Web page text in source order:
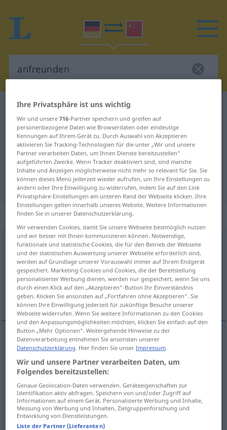
Deutsch-Chinesisch Wörterbuch
Deutsch-Chinesisch Übersetzung
für "anfreunden"
"anfreunden" Chinesisch
Übersetzung
„anfreunden“
anfreunden
Übersicht aller Übersetzungen
(Für mehr Details die Übersetzung anklicken/antippen)
与某人变成朋友 喜欢上某物
Beispiele
sich mit jemandem anfreunden
与某人变成朋友 [yǔ mǒurén biànchéng péngyou]
sich mitetwasanfreunden FIG
喜欢上某物 [xǐhuānshàng mǒurén]
Ihre Privatsphäre ist uns wichtig
Wir und unsere716-Partner speichern und greifen auf
personenbezogene Daten wie Browserdaten oder eindeutige
Kennungen auf Ihrem Gerät zu. Durch Auswahl von Akzeptieren
aktivieren Sie Tracking-Technologien für die unter „Wir und unsere
Partner verarbeiten Daten, um Ihnen Dienste bereitzustellen“
aufgeführten Zwecke. Wenn Tracker deaktiviert sind, sind manche
Inhalte und Anzeigen möglicherweise nicht mehr so relevant für Sie. Sie
können dieses Menü jederzeit wieder aufrufen, um Ihre Einstellungen zu
ändern oder Ihre Einwilligung zu widerrufen, indem Sie auf den Link
Privatsphäre-Einstellungen am unteren Rand der Webseite klicken. Ihre
Einstellungen gelten innerhalb unseres Website. Weitere Informationen
finden Sie in unserer Datenschutzerklärung.
Wir verwenden Cookies, damit Sie unsere Webseite bestmöglich nutzen
und wir besser mit Ihnen kommunizieren können. Notwendige,
funktionale und statistische Cookies, die für den Betrieb der Webseite
und der statistischen Auswertung unserer Webseite erforderlich sind,
werden auf Grundlage unserer Vorauswahl immer auf Ihrem Endgerät
gespeichert. Marketing-Cookies und Cookies, die der Bereitstellung
personalisierter Werbung dienen, werden nur gespeichert, wenn Sie uns
durch einen Klick auf den „Akzeptieren“-Button Ihr Einverständnis
geben. Klicken Sie ansonsten auf „Fortfahren ohne Akzeptieren“. Sie
können Ihre Einwilligung jederzeit für zukünftige Besuche unserer
Webseite widerrufen. Wenn Sie weitere Informationen zu den Cookies
und den Anpassungsmöglichkeiten möchten, klicken Sie einfach auf den
Button „Mehr Optionen“. Weitergehende Hinweise zu der
Datenverarbeitung entnehmen Sie ansonsten unserer
Datenschutzerklärung. Hier finden Sie unserImpressum.
Wir und unsere Partner verarbeiten Daten, um
Folgendes bereitzustellen:
Genaue Geolocation-Daten verwenden. Geräteeigenschaften zur
Identifikation aktiv abfragen. Speichern von und/oder Zugriff auf
Informationen auf einem Gerät. Personalisierte Werbung und Inhalte,
Messung von Werbung und Inhalten, Zielgruppenforschung und
Entwicklung von Dienstleistungen.
Liste der Partner (Lieferanten)